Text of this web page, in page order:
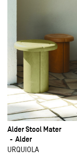
Alder Stool Mater
Alder
URQUIOLA